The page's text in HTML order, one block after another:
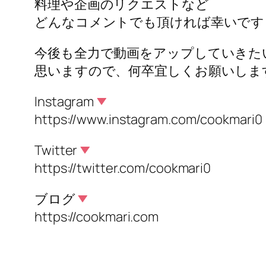
料理や企画のリクエストなど
どんなコメントでも頂ければ幸いです
今後も全力で動画をアップしていきた
思いますので、何卒宜しくお願いしま
Instagram
https://www.instagram.com/cookmari0
Twitter
https://twitter.com/cookmari0
ブログ
https://cookmari.com